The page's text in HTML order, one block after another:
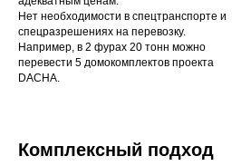
Нет необходимости в спецтранспорте и
спецразрешениях на перевозку.
Например, в 2 фурах 20 тонн можно
перевести 5 домокомплектов проекта
DACHA.
Комплексный подход